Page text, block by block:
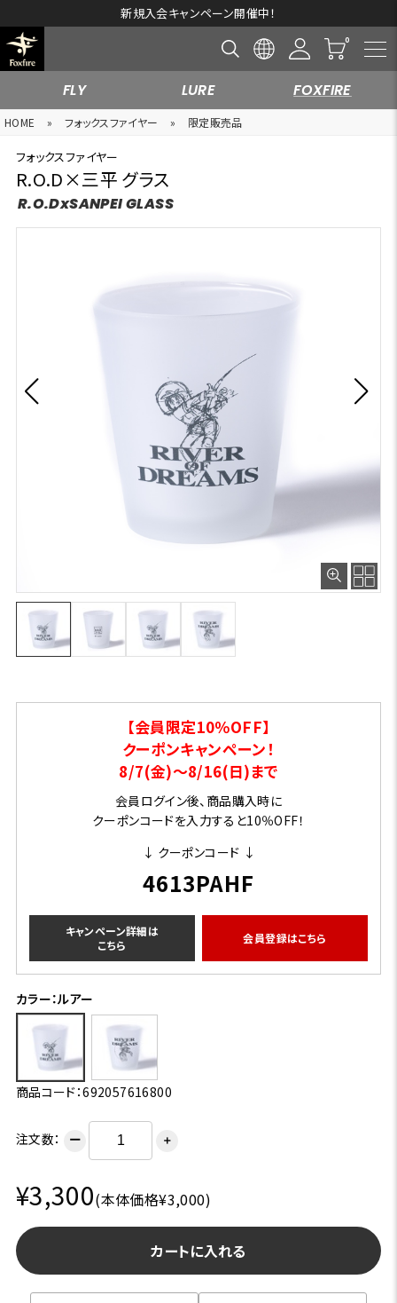
新規入会キャンペーン開催中！
FLY LURE FOXFIRE
HOME » フォックスファイヤー » 限定販売品
フォックスファイヤー
R.O.D×三平 グラス
R.O.DxSANPEI GLASS
【会員限定10％OFF】
クーポンキャンペーン！
8/7(金)～8/16(日)まで
会員ログイン後、商品購入時に
クーポンコードを入力すると10％OFF！
↓ クーポンコード ↓
4613PAHF
キャンペーン詳細は
こちら
会員登録はこちら
カラー：ルアー
商品コード：692057616800
注文数： ー ＋
¥3,300(本体価格¥3,000)
カートに入れる